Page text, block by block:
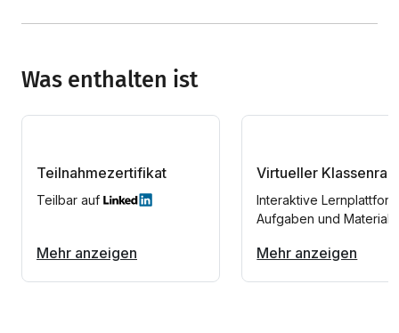
Was enthalten ist
Teilnahmezertifikat
Teilbar auf
Mehr anzeigen
Virtueller
Interaktive
Aufgaben und
Mehr anzeigen